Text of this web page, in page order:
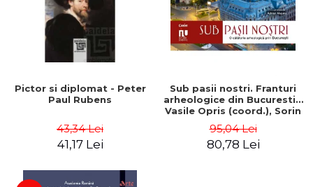
Pictor si diplomat - Peter
Paul Rubens
43,34 Lei
41,17 Lei
Sub pasii nostri. Franturi
arheologice din Bucuresti -
Vasile Opris (coord.), Sorin
Elena Gavrila
95,04 Lei
80,78 Lei